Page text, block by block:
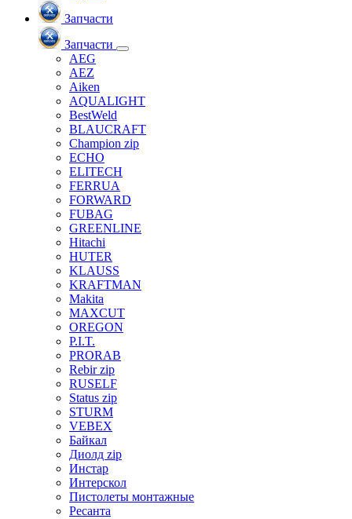
Запчасти
Запчасти
AEG
AEZ
Aiken
AQUALIGHT
BestWeld
BLAUCRAFT
Champion zip
ECHO
ELITECH
FERRUA
FORWARD
FUBAG
GREENLINE
Hitachi
HUTER
KLAUSS
KRAFTMAN
Makita
MAXCUT
OREGON
P.I.T.
PRORAB
Rebir zip
RUSELF
Status zip
STURM
VEBEX
Байкал
Диолд zip
Инстар
Интерскол
Пистолеты монтажные
Ресанта